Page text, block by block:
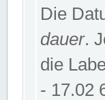
Die
dauer.
die
- 17.02